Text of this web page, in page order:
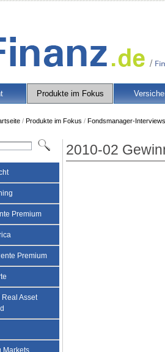
Produkte im Fokus
/ Produkte im Fokus / Fondsmanager-Interviews
Premium
Premium
Asset
2010-02